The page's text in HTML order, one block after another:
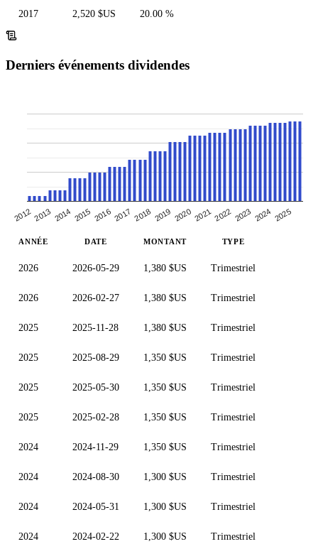
2017 2,520 $US 20.00 %
Derniers événements dividendes
20122013 2014 2015 2016 2017 2018 2019 2020 20212022 2023 2024 2025
ANNÉE DATE MONTANT TYPE
2026 2026-05-29 1,380 $US Trimestriel
2026 2026-02-27 1,380 $US Trimestriel
2025 2025-11-28 1,380 $US Trimestriel
2025 2025-08-29 1,350 $US Trimestriel
2025 2025-05-30 1,350 $US Trimestriel
2025 2025-02-28 1,350 $US Trimestriel
2024 2024-11-29 1,350 $US Trimestriel
2024 2024-08-30 1,300 $US Trimestriel
2024 2024-05-31 1,300 $US Trimestriel
2024 2024-02-22 1,300 $US Trimestriel